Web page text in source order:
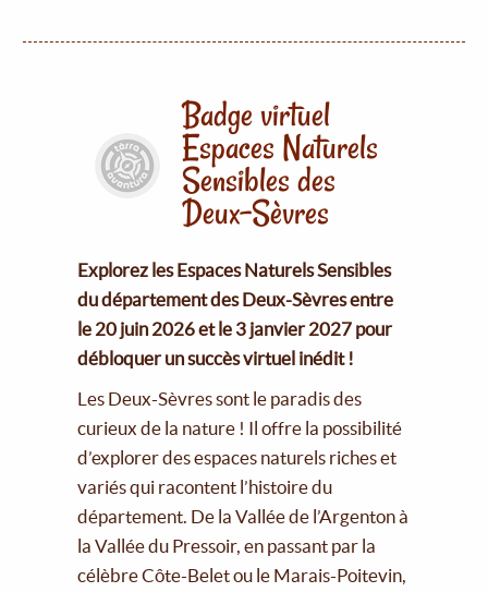
Badge virtuel
Espaces Naturels
Sensibles des
Deux-Sèvres
Explorez les Espaces Naturels Sensibles
du département des Deux-Sèvres entre
le 20 juin 2026 et le 3 janvier 2027 pour
débloquer un succès virtuel inédit !
Les Deux-Sèvres sont le paradis des
curieux de la nature ! Il offre la possibilité
d’explorer des espaces naturels riches et
variés qui racontent l’histoire du
département. De la Vallée de l’Argenton à
la Vallée du Pressoir, en passant par la
célèbre Côte-Belet ou le Marais-Poitevin,